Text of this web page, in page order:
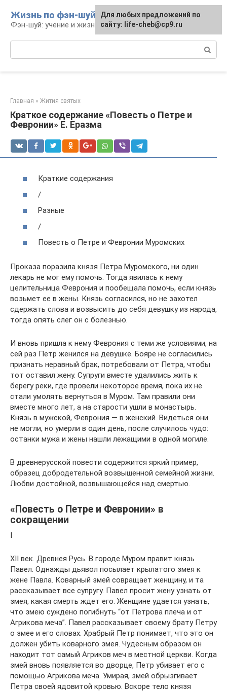
контенту
Жизнь по фэн-шуй
Фэн-шуй: учение и жизнь
Главная » Жития святых
Краткое содержание «Повесть о Петре и
Февронии» Е. Еразма
Краткие содержания
/
Разные
/
Повесть о Петре и Февронии Муромских
Проказа поразила князя Петра Муромского, ни один
лекарь не мог ему помочь. Тогда явилась к нему
целительница Феврония и пообещала помочь, если князь
возьмет ее в жены. Князь согласился, но не захотел
сдержать слова и возвысить до себя девушку из народа,
тогда опять слег он с болезнью.
И вновь пришла к нему Феврония с теми же условиями, на
сей раз Петр женился на девушке. Бояре не согласились
признать неравный брак, потребовали от Петра, чтобы
тот оставил жену. Супруги вместе удалились жить к
берегу реки, где провели некоторое время, пока их не
стали умолять вернуться в Муром. Там правили они
вместе много лет, а на старости ушли в монастырь.
Князь в мужской, Феврония — в женский. Видеться они
не могли, но умерли в один день, после случилось чудо:
останки мужа и жены нашли лежащими в одной могиле.
В древнерусской повести содержится яркий пример,
образец добродетельной возвышенной семейной жизни.
Любви достойной, возвышающейся над смертью.
«Повесть о Петре и Февронии» в
сокращении
I
XII век. Древнея Русь. В городе Муром правит князь
Павел. Однажды дьявол посылает крылатого змея к
жене Павла. Коварный змей совращает женщину, и та
рассказывает все супругу. Павел просит жену узнать от
змея, какая смерть ждет его. Женщине удается узнать,
что змею суждено погибнуть “от Петрова плеча и от
Агрикова меча”. Павел рассказывает своему брату Петру
о змее и его словах. Храбрый Петр понимает, что это он
должен убить коварного змея. Чудесным образом он
находит тот самый Агриков меч в местной церкви. Когда
змей вновь появляется во дворце, Петр убивает его с
помощью Агрикова меча. Умирая, змей обрызгивает
Петра своей ядовитой кровью. Вскоре тело князя
Для любых предложений по
сайту: life-cheb@cp9.ru
Для любых предложений по
сайту: life-cheb@cp9.ru